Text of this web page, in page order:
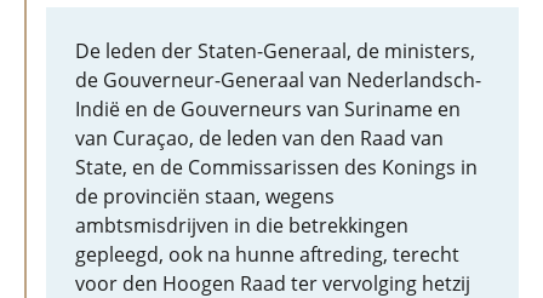
De leden der Staten-Generaal, de ministers,
de Gouverneur-Generaal van Nederlandsch-
Indië en de Gouverneurs van Suriname en
van Curaçao, de leden van den Raad van
State, en de Commissarissen des Konings in
de provinciën staan, wegens
ambtsmisdrijven in die betrekkingen
gepleegd, ook na hunne aftreding, terecht
voor den Hoogen Raad ter vervolging hetzij